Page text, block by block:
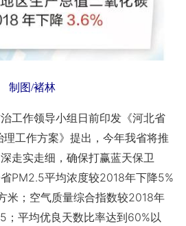
制图/褚林
作领导小组日前印发《河北省
工作方案》提出，今年我省将推
走实走细，确保打赢蓝天保卫
PM2.5平均浓度较2018年下降5%
米；空气质量综合指数较2018年
；平均优良天数比率达到60%以